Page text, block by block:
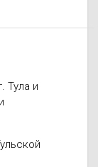
Тула и